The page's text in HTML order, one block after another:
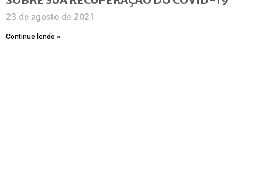
23 de agosto de 2021
Continue lendo »